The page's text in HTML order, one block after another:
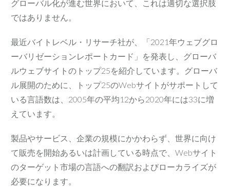
グローバル化が進む世界において、これは適切な選択肢
ではありません。
最近バイトレベル・リサーチ社が、「2021年ウェブグロ
ーバリゼーションレポートカード」を発表し、グローバ
ルウェブサイトのトップ25を紹介しています。グローバ
ル展開のために、トップ25のWebサイトがサポートして
いる言語数は、2005年の平均12から2020年には33に増
えています。
製品やサービス、企業の規模にかかわらず、世界に向け
て販売を開始あるいは計画している時点で、Webサイト
のターゲット市場の言語への翻訳およびローカライズが
必要になります。